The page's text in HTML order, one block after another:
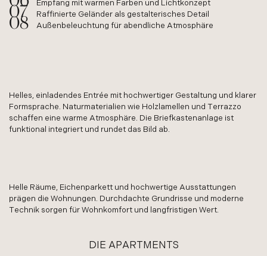
Empfang mit warmen Farben und Lichtkonzept
Raffinierte Geländer als gestalterisches Detail
Außenbeleuchtung für abendliche Atmosphäre
Helles, einladendes Entrée mit hochwertiger Gestaltung und klarer
Formsprache. Naturmaterialien wie Holzlamellen und Terrazzo
schaffen eine warme Atmosphäre. Die Briefkastenanlage ist
funktional integriert und rundet das Bild ab.
Helle Räume, Eichenparkett und hochwertige Ausstattungen
prägen die Wohnungen. Durchdachte Grundrisse und moderne
Technik sorgen für Wohnkomfort und langfristigen Wert.
DIE APARTMENTS